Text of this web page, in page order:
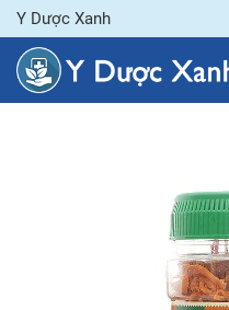
Y Dược Xanh